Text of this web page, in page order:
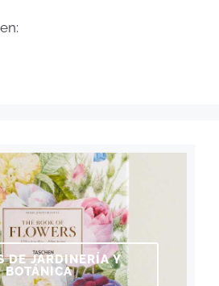
DE JARDINERÍA Y
BOTÁNICA